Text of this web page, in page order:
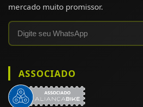
mercado muito promissor.
ASSOCIADO